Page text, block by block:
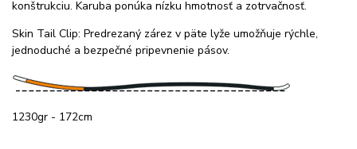
konštrukciu. Karuba ponúka nízku hmotnosť a zotrvačnosť.
Skin Tail Clip: Predrezaný zárez v päte lyže umožňuje rýchle,
jednoduché a bezpečné pripevnenie pásov.
1230gr - 172cm